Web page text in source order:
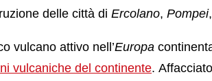
delle città di Ercolano, Pompei,
vulcano attivo nell’Europa
vulcaniche del continente.